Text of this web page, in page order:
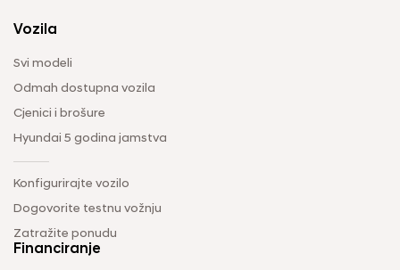
Vozila
Svi modeli
Odmah dostupna vozila
Cjenici i brošure
Hyundai 5 godina jamstva
Konfigurirajte vozilo
Dogovorite testnu vožnju
Zatražite ponudu
Financiranje